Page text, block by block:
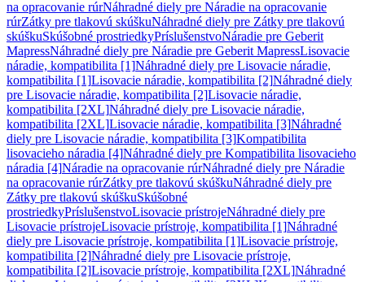
na opracovanie rúrNáhradné diely pre Náradie na opracovanie
rúrZátky pre tlakovú skúškuNáhradné diely pre Zátky pre tlakovú
skúškuSkúšobné prostriedkyPríslušenstvoNáradie pre Geberit
MapressNáhradné diely pre Náradie pre Geberit MapressLisovacie
náradie, kompatibilita [1]Náhradné diely pre Lisovacie náradie,
kompatibilita [1]Lisovacie náradie, kompatibilita [2]Náhradné diely
pre Lisovacie náradie, kompatibilita [2]Lisovacie náradie,
kompatibilita [2XL]Náhradné diely pre Lisovacie náradie,
kompatibilita [2XL]Lisovacie náradie, kompatibilita [3]Náhradné
diely pre Lisovacie náradie, kompatibilita [3]Kompatibilita
lisovacieho náradia [4]Náhradné diely pre Kompatibilita lisovacieho
náradia [4]Náradie na opracovanie rúrNáhradné diely pre Náradie
na opracovanie rúrZátky pre tlakovú skúškuNáhradné diely pre
Zátky pre tlakovú skúškuSkúšobné
prostriedkyPríslušenstvoLisovacie prístrojeNáhradné diely pre
Lisovacie prístrojeLisovacie prístroje, kompatibilita [1]Náhradné
diely pre Lisovacie prístroje, kompatibilita [1]Lisovacie prístroje,
kompatibilita [2]Náhradné diely pre Lisovacie prístroje,
kompatibilita [2]Lisovacie prístroje, kompatibilita [2XL]Náhradné